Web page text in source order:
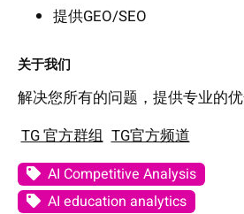
提供GEO/SEO
关于我们
解决您所有的问题，提供专业的
TG 官方群组 TG官方频道
AI Competitive Analysis
AI education analytics